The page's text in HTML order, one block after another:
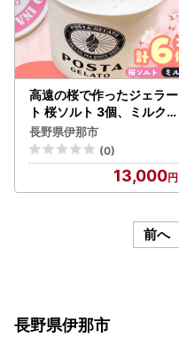
高遠の桜で作ったジェラー
ト 桜ソルト 3個、ミルク3
個 合計130ml×6個【013-
66】
長野県伊那市
(0)
13,000
前へ
長野県伊那市